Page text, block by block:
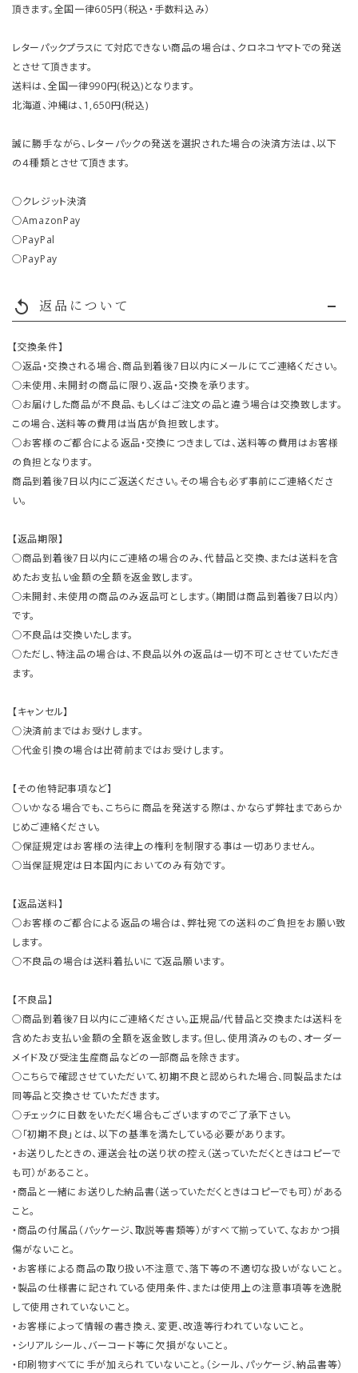
頂きます。全国一律605円（税込・手数料込み）
レターパックプラスにて対応できない商品の場合は、クロネコヤマトでの発送
とさせて頂きます。
送料は、全国一律990円(税込)となります。
北海道、沖縄は、1,650円(税込)
誠に勝手ながら、レターパックの発送を選択された場合の決済方法は、以下
の４種類とさせて頂きます。
○クレジット決済
○AmazonPay
○PayPal
○PayPay
replay 返品について
【交換条件】
○返品・交換される場合、商品到着後7日以内にメールにてご連絡ください。
○未使用、未開封の商品に限り、返品・交換を承ります。
○お届けした商品が不良品、もしくはご注文の品と違う場合は交換致します。
この場合、送料等の費用は当店が負担致します。
○お客様のご都合による返品・交換につきましては、送料等の費用はお客様
の負担となります。
商品到着後7日以内にご返送ください。その場合も必ず事前にご連絡くださ
い。
【返品期限】
○商品到着後7日以内にご連絡の場合のみ、代替品と交換、または送料を含
めたお支払い金額の全額を返金致します。
○未開封、未使用の商品のみ返品可とします。（期間は商品到着後7日以内）
です。
○不良品は交換いたします。
○ただし、特注品の場合は、不良品以外の返品は一切不可とさせていただき
ます。
【キャンセル】
○決済前まではお受けします。
○代金引換の場合は出荷前まではお受けします。
【その他特記事項など】
○いかなる場合でも、こちらに商品を発送する際は、かならず弊社まであらか
じめご連絡ください。
○保証規定はお客様の法律上の権利を制限する事は一切ありません。
○当保証規定は日本国内においてのみ有効です。
【返品送料】
○お客様のご都合による返品の場合は、弊社宛ての送料のご負担をお願い致
します。
○不良品の場合は送料着払いにて返品願います。
【不良品】
○商品到着後7日以内にご連絡ください。正規品/代替品と交換または送料を
含めたお支払い金額の全額を返金致します。但し、使用済みのもの、オーダー
メイド及び受注生産商品などの一部商品を除きます。
○こちらで確認させていただいて、初期不良と認められた場合、同製品または
同等品と交換させていただきます。
○チェックに日数をいただく場合もございますのでご了承下さい。
○「初期不良」とは、以下の基準を満たしている必要があります。
・お送りしたときの、運送会社の送り状の控え（送っていただくときはコピーで
も可）があること。
・商品と一緒にお送りした納品書（送っていただくときはコピーでも可）がある
こと。
・商品の付属品（パッケージ、取説等書類等）がすべて揃っていて、なおかつ損
傷がないこと。
・お客様による商品の取り扱い不注意で、落下等の不適切な扱いがないこと。
・製品の仕様書に記されている使用条件、または使用上の注意事項等を逸脱
して使用されていないこと。
・お客様によって情報の書き換え、変更、改造等行われていないこと。
・シリアルシール、バーコード等に欠損がないこと。
・印刷物すべてに手が加えられていないこと。（シール、パッケージ、納品書等）